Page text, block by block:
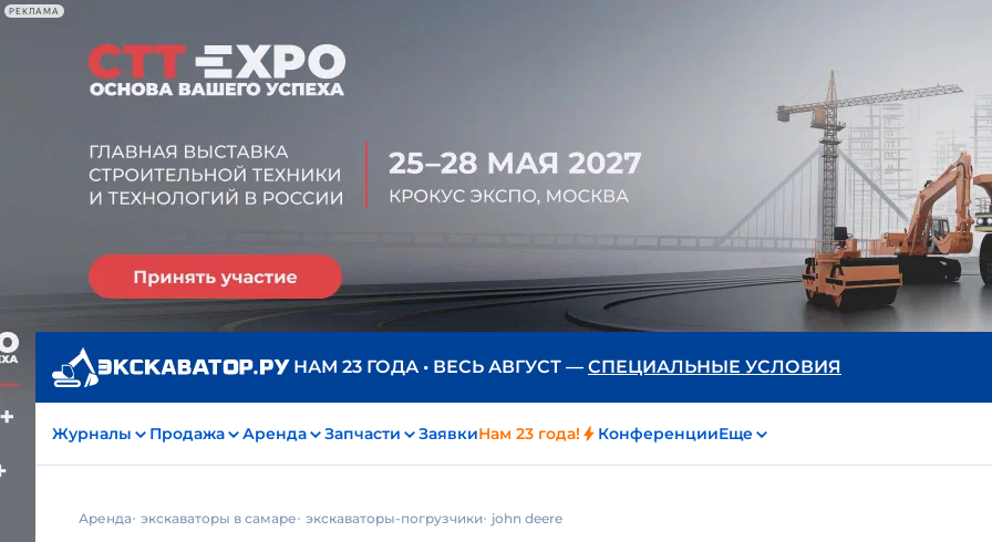
РЕКЛАМА
НАМ 23 ГОДА • ВЕСЬ АВГУСТ — СПЕЦИАЛЬНЫЕ УСЛОВИЯ
Журналы Продажа Аренда Запчасти ЗаявкиНам 23 года! КонференцииЕще
Аренда экскаваторы в самаре экскаваторы-погрузчики john deere